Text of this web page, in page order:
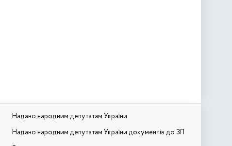
Надано народним депутатам України
Надано народним депутатам України документів до ЗП